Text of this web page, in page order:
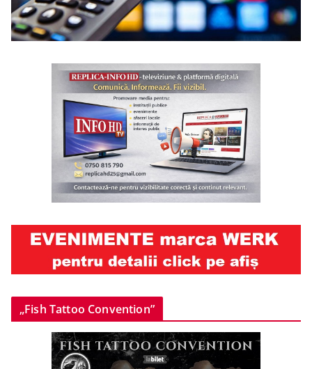
„Fish Tattoo Convention”